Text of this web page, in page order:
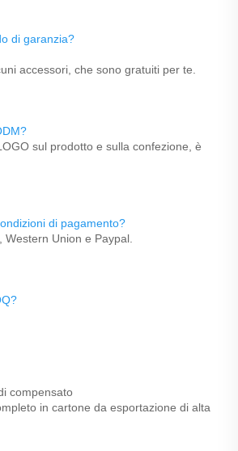
di garanzia?
accessori, che sono gratuiti per te.
sul prodotto e sulla confezione, è
di pagamento?
Union e Paypal.
compensato
in cartone da esportazione di alta